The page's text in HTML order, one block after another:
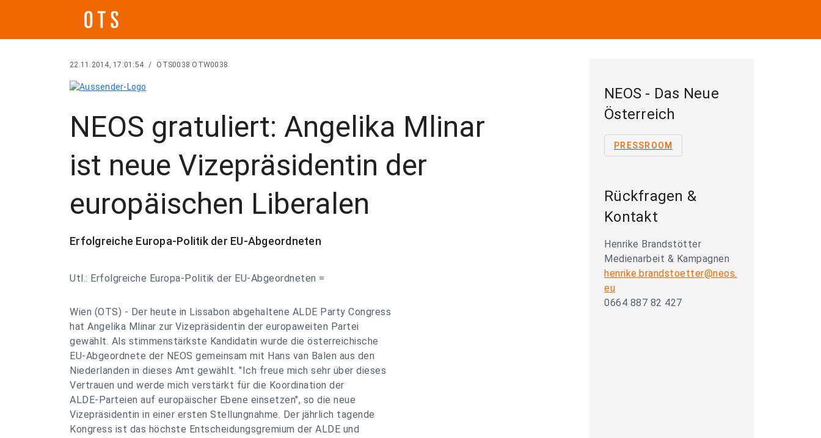
22.11.2014, 17:01:54 / OTS0038 OTW0038
NEOS gratuliert: Angelika Mlinar
ist neue Vizepräsidentin der
europäischen Liberalen
Erfolgreiche Europa-Politik der EU-Abgeordneten
Utl.: Erfolgreiche Europa-Politik der EU-Abgeordneten =
Wien (OTS) - Der heute in Lissabon abgehaltene ALDE Party Congress
hat Angelika Mlinar zur Vizepräsidentin der europaweiten Partei
gewählt. Als stimmenstärkste Kandidatin wurde die österreichische
EU-Abgeordnete der NEOS gemeinsam mit Hans van Balen aus den
Niederlanden in dieses Amt gewählt. "Ich freue mich sehr über dieses
Vertrauen und werde mich verstärkt für die Koordination der
ALDE-Parteien auf europäischer Ebene einsetzen", so die neue
Vizepräsidentin in einer ersten Stellungnahme. Der jährlich tagende
Kongress ist das höchste Entscheidungsgremium der ALDE und
NEOS - Das Neue
Österreich
PRESSROOM
Rückfragen &
Kontakt
Henrike Brandstötter
Medienarbeit & Kampagnen
henrike.brandstoetter@neos.
eu
0664 887 82 427